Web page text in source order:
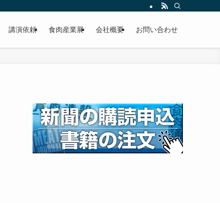
講演依頼 食肉産業展 会社概要 お問い合わせ